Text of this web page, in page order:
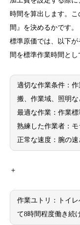
時間を算出します。
間』を決めるかです。
標準原価では、以下
間を標準作業時間とし
適切な作業条件：
搬、作業域、照明な
最適な作業：作業
熟練した作業者：
正常な速度：腕の速
＋
作業ユトリ：トイ
て8時間程度働き続